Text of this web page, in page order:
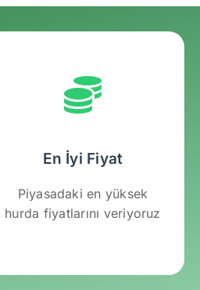
En İyi Fiyat
Piyasadaki en yüksek
hurda fiyatlarını veriyoruz